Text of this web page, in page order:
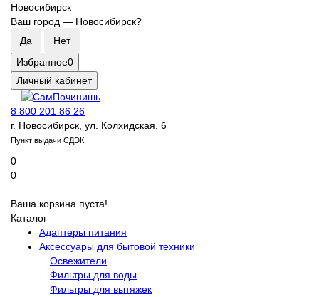
Новосибирск
Ваш город — Новосибирск?
Избранное0
Личный кабинет
8 800 201 86 26
г. Новосибирск, ул. Колхидская, 6
Пункт выдачи СДЭК
0
0
Ваша корзина пуста!
Каталог
Адаптеры питания
Аксессуары для бытовой техники
Освежители
Фильтры для воды
Фильтры для вытяжек